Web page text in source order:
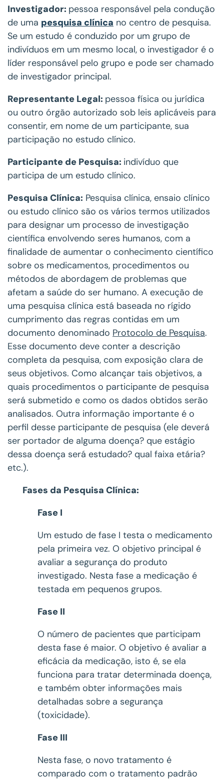
Investigador: pessoa responsável pela condução
de uma pesquisa clínica no centro de pesquisa.
Se um estudo é conduzido por um grupo de
indivíduos em um mesmo local, o investigador é o
líder responsável pelo grupo e pode ser chamado
de investigador principal.
Representante Legal: pessoa física ou jurídica
ou outro órgão autorizado sob leis aplicáveis para
consentir, em nome de um participante, sua
participação no estudo clínico.
Participante de Pesquisa: indivíduo que
participa de um estudo clínico.
Pesquisa Clínica: Pesquisa clínica, ensaio clínico
ou estudo clínico são os vários termos utilizados
para designar um processo de investigação
científica envolvendo seres humanos, com a
finalidade de aumentar o conhecimento científico
sobre os medicamentos, procedimentos ou
métodos de abordagem de problemas que
afetam a saúde do ser humano. A execução de
uma pesquisa clínica está baseada no rígido
cumprimento das regras contidas em um
documento denominado Protocolo de Pesquisa.
Esse documento deve conter a descrição
completa da pesquisa, com exposição clara de
seus objetivos. Como alcançar tais objetivos, a
quais procedimentos o participante de pesquisa
será submetido e como os dados obtidos serão
analisados. Outra informação importante é o
perfil desse participante de pesquisa (ele deverá
ser portador de alguma doença? que estágio
dessa doença será estudado? qual faixa etária?
etc.).
Fases da Pesquisa Clínica:
Fase I
Um estudo de fase I testa o medicamento
pela primeira vez. O objetivo principal é
avaliar a segurança do produto
investigado. Nesta fase a medicação é
testada em pequenos grupos.
Fase II
O número de pacientes que participam
desta fase é maior. O objetivo é avaliar a
eficácia da medicação, isto é, se ela
funciona para tratar determinada doença,
e também obter informações mais
detalhadas sobre a segurança
(toxicidade).
Fase III
Nesta fase, o novo tratamento é
comparado com o tratamento padrão